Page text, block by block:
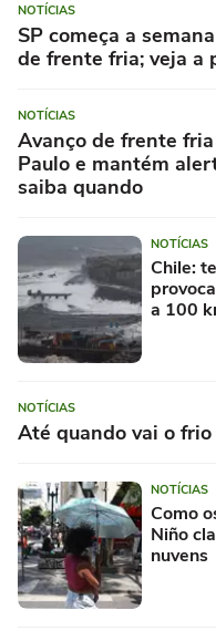
NOTÍCIAS
SP começa a
de frente fria; veja a
NOTÍCIAS
Avanço de frente
Paulo e mantém
saiba quando
NOTÍCIAS
Chile:
a 100
NOTÍCIAS
Até quando vai o frio
NOTÍCIAS
Como
Niño
nuvens